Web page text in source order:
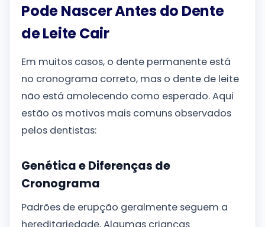
Pode Nascer Antes do Dente
de Leite Cair
Em muitos casos, o dente permanente está
no cronograma correto, mas o dente de leite
não está amolecendo como esperado. Aqui
estão os motivos mais comuns observados
pelos dentistas:
Genética e Diferenças de
Cronograma
Padrões de erupção geralmente seguem a
hereditariedade. Algumas crianças